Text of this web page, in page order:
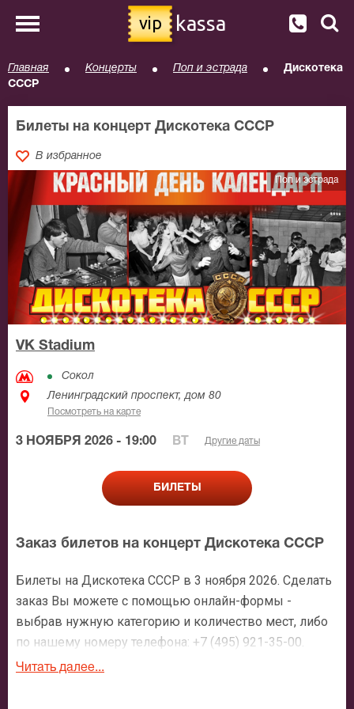
vip kassa
Главная Концерты Поп и эстрада
Дискотека
СССР
Билеты на концерт Дискотека СССР
В избранное
Поп и эстрада
VK Stadium
Сокол
Ленинградский проспект, дом 80
Посмотреть на карте
3 НОЯБРЯ 2026 - 19:00 ВТ Другие даты
БИЛЕТЫ
Заказ билетов на концерт Дискотека СССР
Билеты на Дискотека СССР в 3 ноября 2026. Сделать
заказ Вы можете с помощью онлайн-формы -
выбрав нужную категорию и количество мест, либо
по нашему номеру телефона: +7 (495) 921-35-00.
После оформления заявки с Вами свяжется
Читать далее...